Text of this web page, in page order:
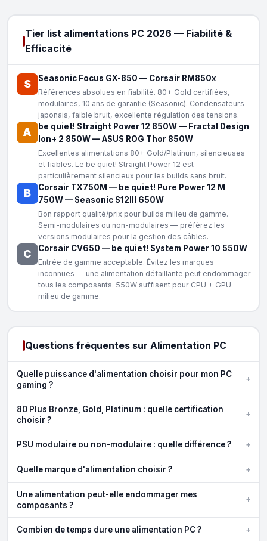
Tier list alimentations PC 2026 — Fiabilité &
Efficacité
S Seasonic Focus GX-850 — Corsair RM850x
Références absolues en fiabilité. 80+ Gold certifiées,
modulaires, 10 ans de garantie (Seasonic). Condensateurs
japonais, faible bruit, excellente régulation des tensions.
A be quiet! Straight Power 12 850W— Fractal Design
Ion+ 2 850W—ASUS ROG Thor 850W
Excellentes alimentations 80+ Gold/Platinum, silencieuses
et fiables. Le be quiet! Straight Power 12 est
particulièrement silencieux pour les builds sans bruit.
B Corsair TX750M — be quiet! Pure Power 12 M
750W— Seasonic S12III 650W
Bon rapport qualité/prix pour builds milieu de gamme.
Semi-modulaires ou non-modulaires — préférez les
versions modulaires pour la gestion des câbles.
C Corsair CV650 — be quiet! System Power 10 550W
Entrée de gamme acceptable. Évitez les marques
inconnues — une alimentation défaillante peut endommager
tous les composants. 550W suffisent pour CPU + GPU
milieu de gamme.
Questions fréquentes sur Alimentation PC
Quelle puissance d'alimentation choisir pour mon PC
gaming ?
+
80 Plus Bronze, Gold, Platinum : quelle certification
choisir ?
+
PSU modulaire ou non-modulaire : quelle différence ? +
Quelle marque d'alimentation choisir ? +
Une alimentation peut-elle endommager mes
composants ?
+
Combien de temps dure une alimentation PC ? +